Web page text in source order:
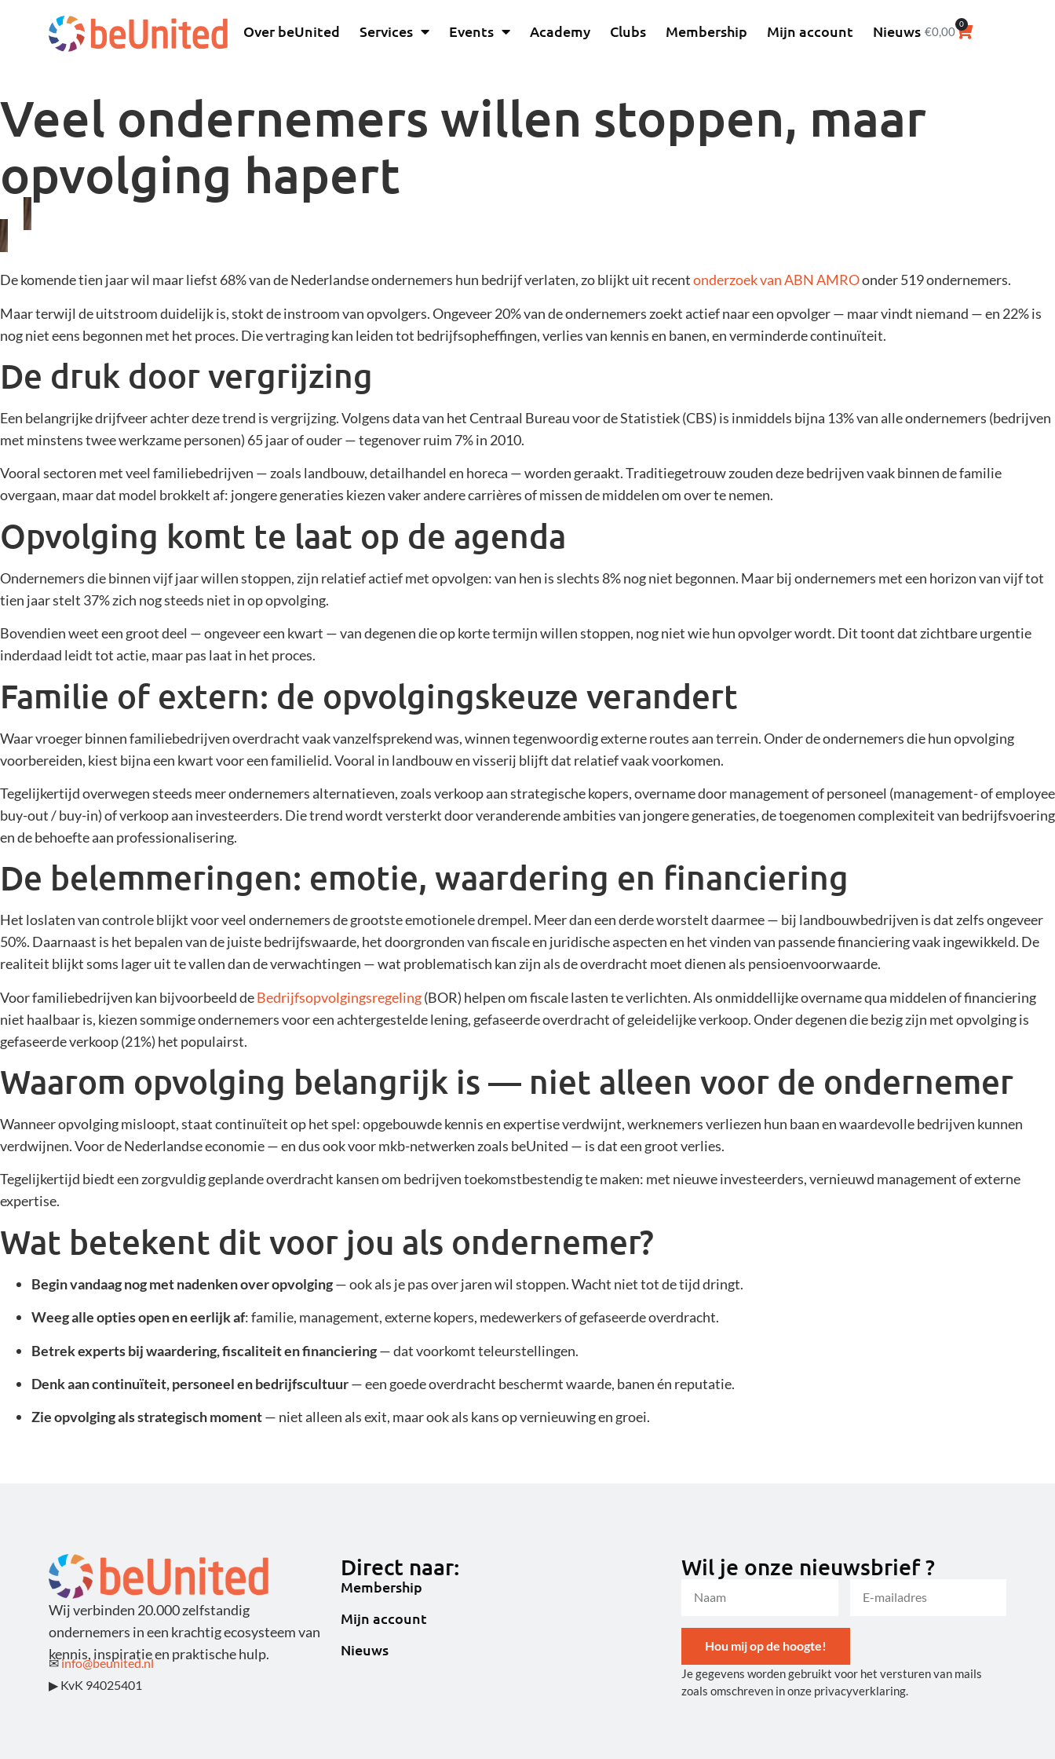
Over beUnited Services Events Academy Clubs Membership Mijn account Nieuws €0,00
0
Veel ondernemers willen stoppen, maar
opvolging hapert
De komende tien jaar wil maar liefst 68% van de Nederlandse ondernemers hun bedrijf verlaten, zo blijkt uit recentonderzoek van ABN AMROonder 519 ondernemers.
Maar terwijl de uitstroom duidelijk is, stokt de instroom van opvolgers. Ongeveer 20% van de ondernemers zoekt actief naar een opvolger — maar vindt niemand — en 22% is
nog niet eens begonnen met het proces. Die vertraging kan leiden tot bedrijfsopheffingen, verlies van kennis en banen, en verminderde continuïteit.
De druk door vergrijzing
Een belangrijke drijfveer achter deze trend is vergrijzing. Volgens data van het Centraal Bureau voor de Statistiek (CBS) is inmiddels bijna 13% van alle ondernemers (bedrijven
met minstens twee werkzame personen) 65 jaar of ouder — tegenover ruim 7% in 2010.
Vooral sectoren met veel familiebedrijven — zoals landbouw, detailhandel en horeca — worden geraakt. Traditiegetrouw zouden deze bedrijven vaak binnen de familie
overgaan, maar dat model brokkelt af: jongere generaties kiezen vaker andere carrières of missen de middelen om over te nemen.
Opvolging komt te laat op de agenda
Ondernemers die binnen vijf jaar willen stoppen, zijn relatief actief met opvolgen: van hen is slechts 8% nog niet begonnen. Maar bij ondernemers met een horizon van vijf tot
tien jaar stelt 37% zich nog steeds niet in op opvolging.
Bovendien weet een groot deel — ongeveer een kwart — van degenen die op korte termijn willen stoppen, nog niet wie hun opvolger wordt. Dit toont dat zichtbare urgentie
inderdaad leidt tot actie, maar pas laat in het proces.
Familie of extern: de opvolgingskeuze verandert
Waar vroeger binnen familiebedrijven overdracht vaak vanzelfsprekend was, winnen tegenwoordig externe routes aan terrein. Onder de ondernemers die hun opvolging
voorbereiden, kiest bijna een kwart voor een familielid. Vooral in landbouw en visserij blijft dat relatief vaak voorkomen.
Tegelijkertijd overwegen steeds meer ondernemers alternatieven, zoals verkoop aan strategische kopers, overname door management of personeel (management- of employee
buy-out / buy-in) of verkoop aan investeerders. Die trend wordt versterkt door veranderende ambities van jongere generaties, de toegenomen complexiteit van bedrijfsvoering
en de behoefte aan professionalisering.
De belemmeringen: emotie, waardering en financiering
Het loslaten van controle blijkt voor veel ondernemers de grootste emotionele drempel. Meer dan een derde worstelt daarmee — bij landbouwbedrijven is dat zelfs ongeveer
50%. Daarnaast is het bepalen van de juiste bedrijfswaarde, het doorgronden van fiscale en juridische aspecten en het vinden van passende financiering vaak ingewikkeld. De
realiteit blijkt soms lager uit te vallen dan de verwachtingen — wat problematisch kan zijn als de overdracht moet dienen als pensioenvoorwaarde.
Voor familiebedrijven kan bijvoorbeeld deBedrijfsopvolgingsregeling(BOR) helpen om fiscale lasten te verlichten. Als onmiddellijke overname qua middelen of financiering
niet haalbaar is, kiezen sommige ondernemers voor een achtergestelde lening, gefaseerde overdracht of geleidelijke verkoop. Onder degenen die bezig zijn met opvolging is
gefaseerde verkoop (21%) het populairst.
Waarom opvolging belangrijk is — niet alleen voor de ondernemer
Wanneer opvolging misloopt, staat continuïteit op het spel: opgebouwde kennis en expertise verdwijnt, werknemers verliezen hun baan en waardevolle bedrijven kunnen
verdwijnen. Voor de Nederlandse economie — en dus ook voor mkb-netwerken zoals beUnited — is dat een groot verlies.
Tegelijkertijd biedt een zorgvuldig geplande overdracht kansen om bedrijven toekomstbestendig te maken: met nieuwe investeerders, vernieuwd management of externe
expertise.
Wat betekent dit voor jou als ondernemer?
Begin vandaag nog met nadenken over opvolging— ook als je pas over jaren wil stoppen. Wacht niet tot de tijd dringt.
Weeg alle opties open en eerlijk af: familie, management, externe kopers, medewerkers of gefaseerde overdracht.
Betrek experts bij waardering, fiscaliteit en financiering— dat voorkomt teleurstellingen.
Denk aan continuïteit, personeel en bedrijfscultuur— een goede overdracht beschermt waarde, banen én reputatie.
Zie opvolging als strategisch moment— niet alleen als exit, maar ook als kans op vernieuwing en groei.
Wij verbinden 20.000 zelfstandig
ondernemers in een krachtig ecosysteem van
kennis, inspiratie en praktische hulp.
✉info@beunited.nl
▶ KvK 94025401
Direct naar:
Membership
Mijn account
Nieuws
Wil je onze nieuwsbrief ?
Hou mij op de hoogte!
Alternative:
Je gegevens worden gebruikt voor het versturen van mails
zoals omschreven in onze privacyverklaring.